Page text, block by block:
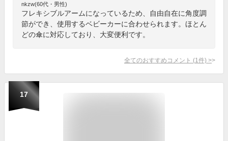
nkzw(60代・男性)
フレキシブルアームになっているため、自由自在に角度調
節ができ、使用するベビーカーに合わせられます。ほとん
どの傘に対応しており、大変便利です。
全てのおすすめコメント (1 件) >
17